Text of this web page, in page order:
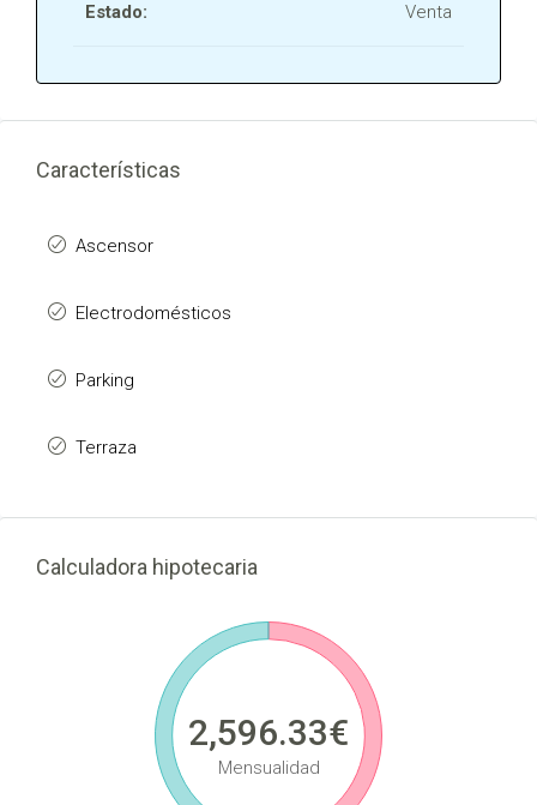
Estado: Venta
Características
Ascensor
Electrodomésticos
Parking
Terraza
Calculadora hipotecaria
2,596.33€
Mensualidad